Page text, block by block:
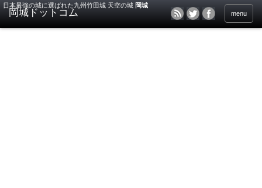
日本最強の城に選ばれた九州竹田城 天空の城 岡城
menu